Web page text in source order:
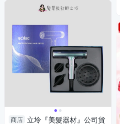
商店 立坽『美髮器材』公司貨